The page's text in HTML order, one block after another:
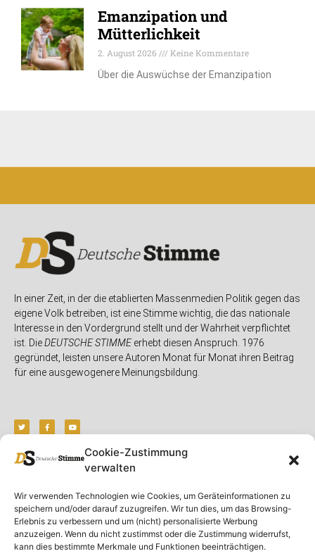
Cookie-Zustimmung
verwalten
Wir verwenden Technologien wie Cookies, um Geräteinformationen zu
speichern und/oder darauf zuzugreifen. Wir tun dies, um das Browsing-
Erlebnis zu verbessern und um (nicht) personalisierte Werbung
anzuzeigen. Wenn du nicht zustimmst oder die Zustimmung widerrufst,
kann dies bestimmte Merkmale und Funktionen beeinträchtigen.
Emanzipation und
Mütterlichkeit
2. August 2026
Keine Kommentare
Über die Auswüchse der Emanzipation
In einer Zeit, in der die etablierten Massenmedien Politik gegen das
eigene Volk betreiben, ist eine Stimme wichtig, die das nationale
Interesse in den Vordergrund stellt und der Wahrheit verpflichtet
ist. DieDEUTSCHE STIMMEerhebt diesen Anspruch. 1976
gegründet, leisten unsere Autoren Monat für Monat ihren Beitrag
für eine ausgewogenere Meinungsbildung.
Unser Magazin
Spenden
Ausgaben
DS-TV
Rubriken
Deutschland
Ausland
Gespräch
Rechtliche Hinweise
Impressum
Datenschutzerklärung